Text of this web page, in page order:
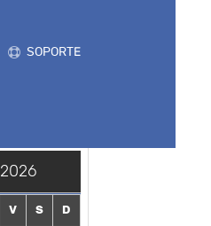
SOPORTE
2026
V S
D